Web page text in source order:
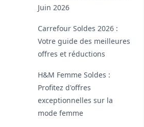
Juin 2026
Carrefour Soldes 2026 :
Votre guide des meilleures
offres et réductions
H&M Femme Soldes :
Profitez d'offres
exceptionnelles sur la
mode femme